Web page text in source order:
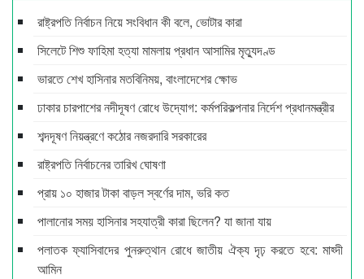
রাষ্ট্রপতি নির্বাচন নিয়ে সংবিধান কী বলে, ভোটার কারা
সিলেটে শিশু ফাহিমা হত্যা মামলায় প্রধান আসামির মৃত্যুদণ্ড
ভারতে শেখ হাসিনার মতবিনিময়, বাংলাদেশের ক্ষোভ
ঢাকার চারপাশের নদীদূষণ রোধে উদ্যোগ: কর্মপরিকল্পনার নির্দেশ প্রধানমন্ত্রীর
শব্দদূষণ নিয়ন্ত্রণে কঠোর নজরদারি সরকারের
রাষ্ট্রপতি নির্বাচনের তারিখ ঘোষণা
প্রায় ১০ হাজার টাকা বাড়ল স্বর্ণের দাম, ভরি কত
পালানোর সময় হাসিনার সহযাত্রী কারা ছিলেন? যা জানা যায়
পলাতক ফ্যাসিবাদের পুনরুত্থান রোধে জাতীয় ঐক্য দৃঢ় করতে হবে: মাহ্দী
আমিন